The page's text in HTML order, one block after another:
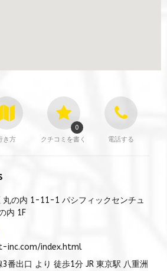
き方 クチコミを書く
0
電話する
丸の内 1-11-1 パシフィックセンチュ
内 1F
inc.com/index.html
3番出口 より 徒歩1分 JR 東京駅 八重洲